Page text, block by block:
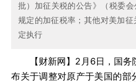
批）加征关税的公告》（税委会
规定的加征税率；其他对美加
定执行
【财新网】2月6日， 国务
布关于调整对原产于美国的部